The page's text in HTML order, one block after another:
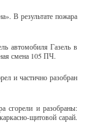
В результате пожара
автомобиля Газель в
смена 105 ПЧ.
и частично разобран
сгорели и разобраны:
щитовой сарай.